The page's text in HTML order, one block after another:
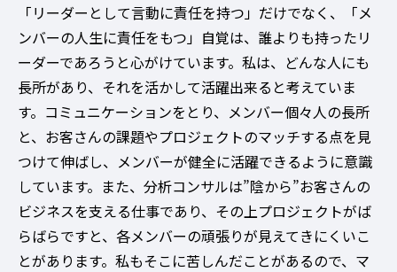
「リーダーとして言動に責任を持つ」だけでなく、「メ
ンバーの人生に責任をもつ」自覚は、誰よりも持ったリ
ーダーであろうと心がけています。私は、どんな人にも
長所があり、それを活かして活躍出来ると考えていま
す。コミュニケーションをとり、メンバー個々人の長所
と、お客さんの課題やプロジェクトのマッチする点を見
つけて伸ばし、メンバーが健全に活躍できるように意識
しています。また、分析コンサルは”陰から”お客さんの
ビジネスを支える仕事であり、その上プロジェクトがば
らばらですと、各メンバーの頑張りが見えてきにくいこ
とがあります。私もそこに苦しんだことがあるので、マ